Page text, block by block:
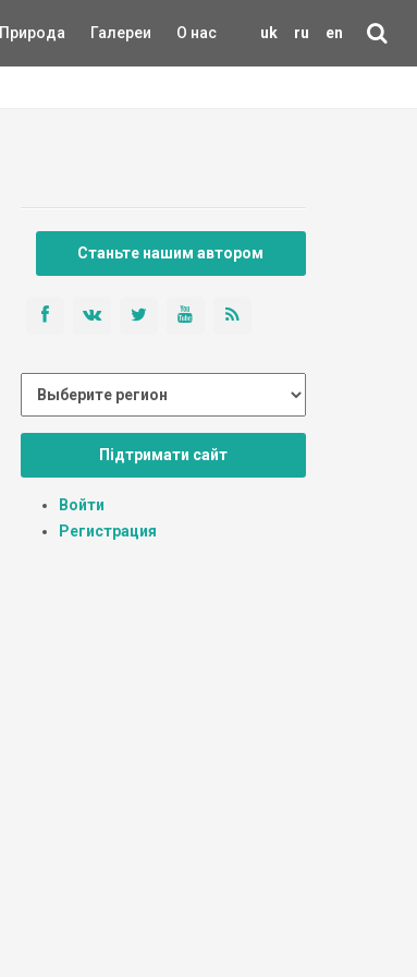
uk ru en
Природа Галереи О нас
Станьте нашим автором
Підтримати сайт
Войти
Регистрация